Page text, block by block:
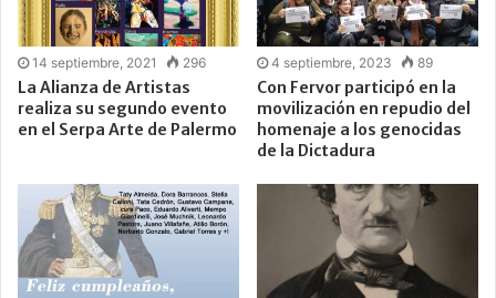
14 septiembre, 2021 296
La Alianza de Artistas
realiza su segundo evento
en el Serpa Arte de Palermo
4 septiembre, 2023 89
Con Fervor participó en la
movilización en repudio del
homenaje a los genocidas
de la Dictadura